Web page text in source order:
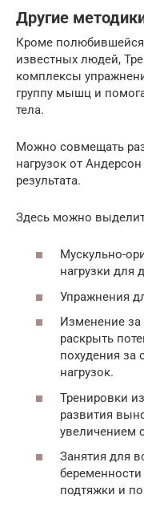
Другие
Кроме
известных людей,
комплексы
группу мышц и
тела.
Можно совмещать
нагрузок от
результата.
Здесь можно
Мускульно-
нагрузки для
Упражнения
Изменение
раскрыть
похудения за
нагрузок.
Тренировки
развития
увеличением
Занятия для
подтяжки и